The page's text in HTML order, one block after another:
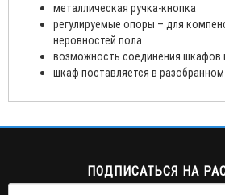
металлическая ручка-кнопка
регулируемые опоры – для
неровностей пола
возможность соединения шкафов
шкаф поставляется в
ПОДПИСАТЬСЯ НА